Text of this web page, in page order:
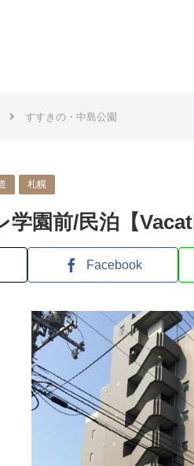
すすきの・中島公園
札幌
学園前/民泊【
Facebook